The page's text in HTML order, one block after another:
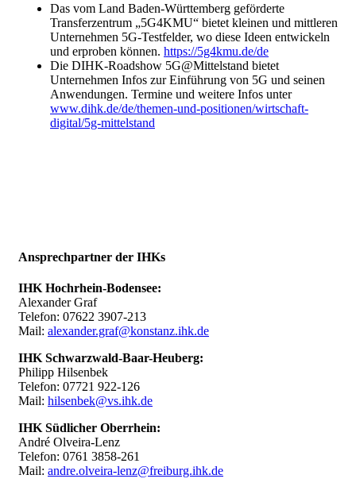
Das vom Land Baden-Württemberg geförderte
Transferzentrum „5G4KMU“ bietet kleinen und mittleren
Unternehmen 5G-Testfelder, wo diese Ideen entwickeln
und erproben können. https://5g4kmu.de/de
Die DIHK-Roadshow 5G@Mittelstand bietet
Unternehmen Infos zur Einführung von 5G und seinen
Anwendungen. Termine und weitere Infos unter
www.dihk.de/de/themen-und-positionen/wirtschaft-
digital/5g-mittelstand
Ansprechpartner der IHKs
IHK Hochrhein-Bodensee:
Alexander Graf
Telefon: 07622 3907-213
Mail: alexander.graf@konstanz.ihk.de
IHK Schwarzwald-Baar-Heuberg:
Philipp Hilsenbek
Telefon: 07721 922-126
Mail: hilsenbek@vs.ihk.de
IHK Südlicher Oberrhein:
André Olveira-Lenz
Telefon: 0761 3858-261
Mail: andre.olveira-lenz@freiburg.ihk.de